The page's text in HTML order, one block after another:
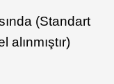
(Standart